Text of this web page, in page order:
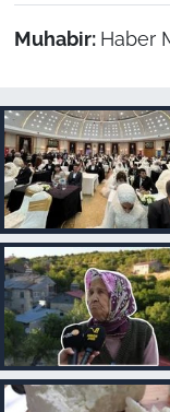
Muhabir: Haber